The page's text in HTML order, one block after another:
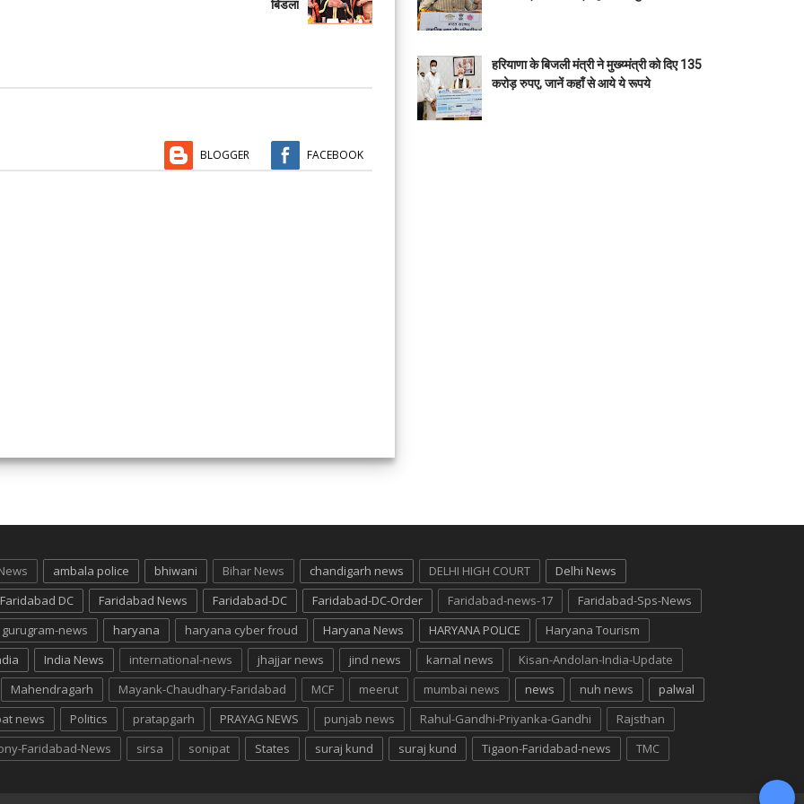
बिडला
BLOGGER FACEBOOK
हरियाणा के बिजली मंत्री ने मुख्य्मंत्री को दिए 135
करोड़ रुपए, जानें कहाँ से आये ये रूपये
ambala police bhiwani Bihar News chandigarh news DELHI HIGH COURT
Delhi News
Faridabad DC Faridabad News Faridabad-DC Faridabad-DC-Order Faridabad-news-17
Faridabad-Sps-News
gurugram-news haryana haryana cyber froud Haryana News HARYANA POLICE
Haryana Tourism
India News international-news jhajjar news jind news karnal news
Kisan-Andolan-India-Update
Mahendragarh Mayank-Chaudhary-Faridabad MCF meerut mumbai news news nuh news
palwal
news Politics pratapgarh PRAYAG NEWS punjab news Rahul-Gandhi-Priyanka-Gandhi
Rajsthan
Faridabad-News sirsa sonipat States suraj kund suraj kund Tigaon-Faridabad-news
TMC